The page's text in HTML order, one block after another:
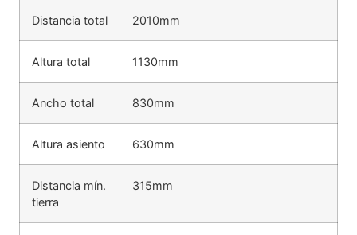
Distancia total 2010mm
Altura total 1130mm
Ancho total 830mm
Altura asiento 630mm
Distancia mín.
tierra
315mm